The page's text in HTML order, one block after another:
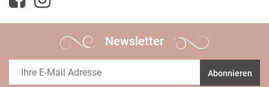
Newsletter
Abonnieren